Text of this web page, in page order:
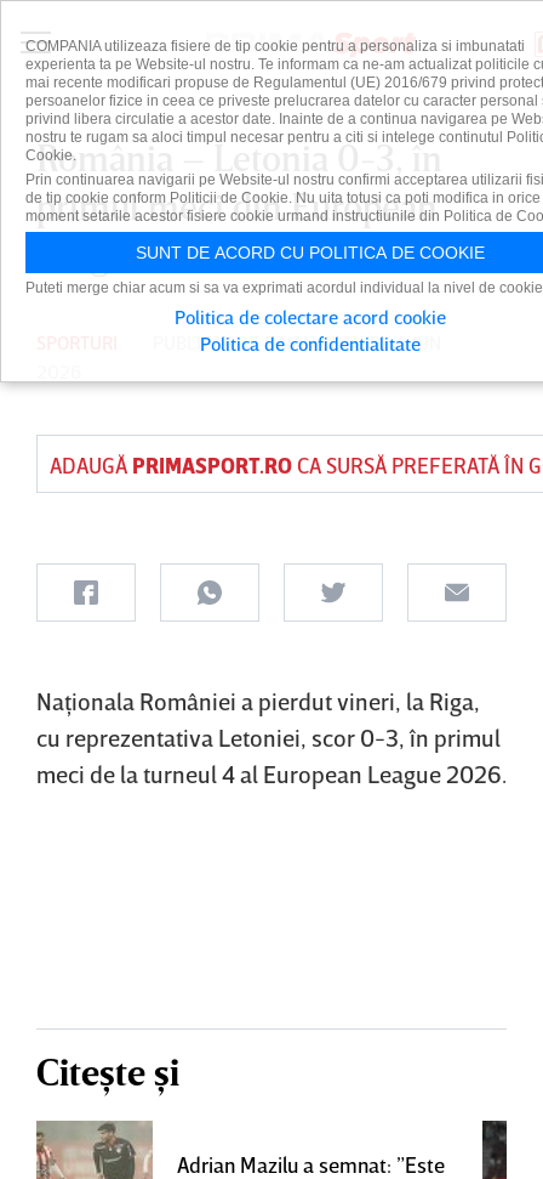
România – Letonia 0-3, în
primul meci din European
League la volei masculin
PUBLICAT DE DAIAN CUTUPE 6 IUN
ADAUGĂ PRIMASPORT.ROCA SURSĂ PREFERATĂ ÎN
Naţionala României a pierdut vineri, la Riga,
cu reprezentativa Letoniei, scor 0-3, în primul
meci de la turneul 4 al European League 2026.
Citește și
Adrian Mazilu a semnat: ”Este
COMPANIA utilizeaza fisiere de tip cookie pentru a personaliza si imbunatati
experienta ta pe Website-ul nostru. Te informam ca ne-am actualizat politicile
mai recente modificari propuse de Regulamentul (UE) 2016/679 privind
persoanelor fizice in ceea ce priveste prelucrarea datelor cu caracter personal
privind libera circulatie a acestor date. Inainte de a continua navigarea pe
nostru te rugam sa aloci timpul necesar pentru a citi si intelege continutul
Cookie.
Prin continuarea navigarii pe Website-ul nostru confirmi acceptarea utilizarii
de tip cookie conform Politicii de Cookie. Nu uita totusi ca poti modifica in orice
moment setarile acestor fisiere cookie urmand instructiunile din Politica de
SUNT DE ACORD CU POLITICA DE COOKIE
Puteti merge chiar acum si sa va exprimati acordul individual la nivel de
Politica de colectare acord cookie
Politica de confidentialitate